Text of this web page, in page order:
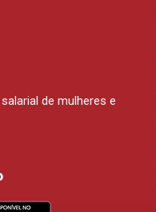
de mulheres e